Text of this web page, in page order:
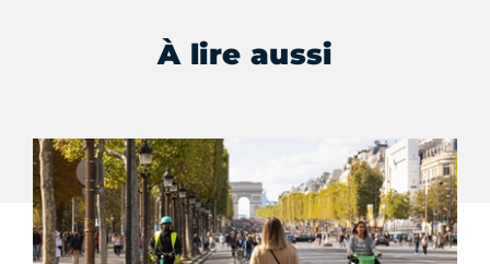
À lire aussi